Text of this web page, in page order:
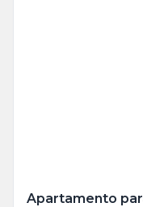
Apartamento